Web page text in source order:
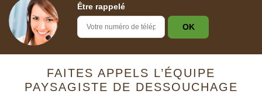
Être rappelé
FAITES APPELS L’ÉQUIPE
PAYSAGISTE DE DESSOUCHAGE